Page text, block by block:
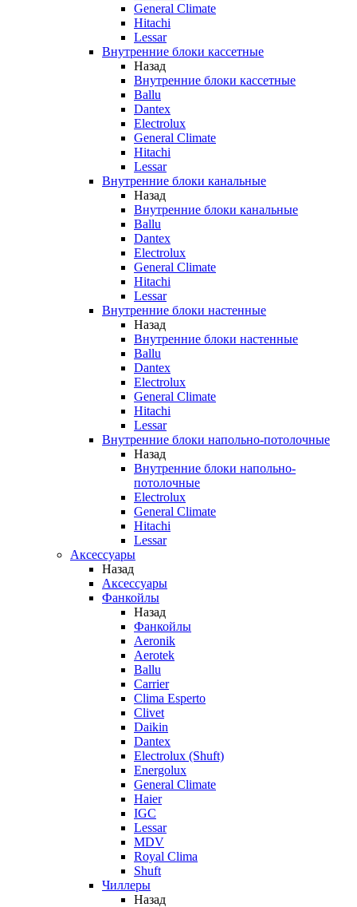
General Climate
Hitachi
Lessar
Внутренние блоки кассетные
Назад
Внутренние блоки кассетные
Ballu
Dantex
Electrolux
General Climate
Hitachi
Lessar
Внутренние блоки канальные
Назад
Внутренние блоки канальные
Ballu
Dantex
Electrolux
General Climate
Hitachi
Lessar
Внутренние блоки настенные
Назад
Внутренние блоки настенные
Ballu
Dantex
Electrolux
General Climate
Hitachi
Lessar
Внутренние блоки напольно-потолочные
Назад
Внутренние блоки напольно-
потолочные
Electrolux
General Climate
Hitachi
Lessar
Аксессуары
Назад
Аксессуары
Фанкойлы
Назад
Фанкойлы
Aeronik
Aerotek
Ballu
Carrier
Clima Esperto
Clivet
Daikin
Dantex
Electrolux (Shuft)
Energolux
General Climate
Haier
IGC
Lessar
MDV
Royal Clima
Shuft
Чиллеры
Назад